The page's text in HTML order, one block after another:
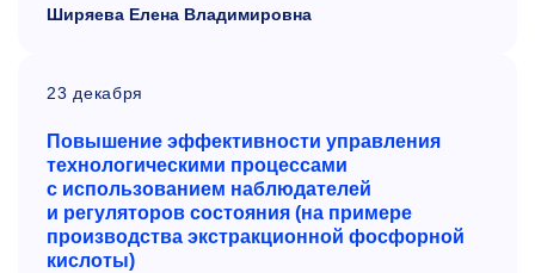
Ширяева Елена Владимировна
23 декабря
Повышение эффективности управления
технологическими процессами
с использованием наблюдателей
и регуляторов состояния (на примере
производства экстракционной фосфорной
кислоты)